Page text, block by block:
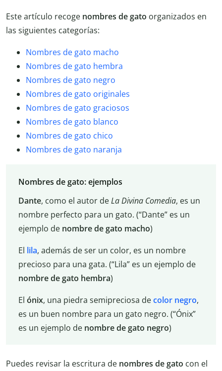
Este artículo recoge nombres de gato organizados en
las siguientes categorías:
Nombres de gato macho
Nombres de gato hembra
Nombres de gato negro
Nombres de gato originales
Nombres de gato graciosos
Nombres de gato blanco
Nombres de gato chico
Nombres de gato naranja
Nombres de gato: ejemplos
Dante, como el autor deLa Divina Comedia, es un
nombre perfecto para un gato. (“Dante” es un
ejemplo de nombre de gato macho)
El lila, además de ser un color, es un nombre
precioso para una gata. (“Lila” es un ejemplo de
nombre de gato hembra)
El ónix, una piedra semipreciosa decolor negro,
es un buen nombre para un gato negro. (“Ónix”
es un ejemplo de nombre de gato negro)
Puedes revisar la escritura de nombres de gato con el